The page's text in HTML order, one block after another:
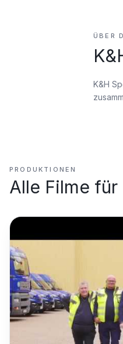
ÜBER
K&H
PRODUKTIONEN
Alle Filme für